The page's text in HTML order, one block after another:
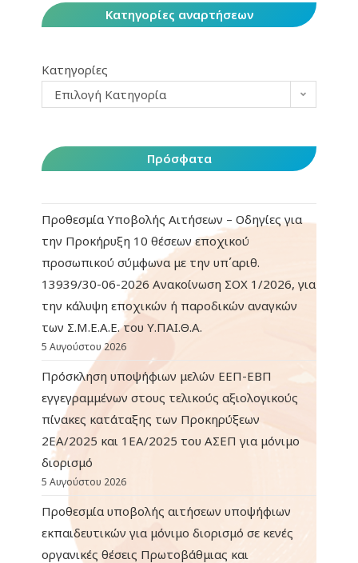
Κατηγορίες αναρτήσεων
Κατηγορίες
Επιλογή Κατηγορία
Πρόσφατα
Προθεσμία Υποβολής Αιτήσεων – Οδηγίες για
την Προκήρυξη 10 θέσεων εποχικού
προσωπικού σύμφωνα με την υπ΄αριθ.
13939/30-06-2026 Ανακοίνωση ΣΟΧ 1/2026, για
την κάλυψη εποχικών ή παροδικών αναγκών
των Σ.Μ.Ε.Α.Ε. του Υ.ΠΑΙ.Θ.Α.
5 Αυγούστου 2026
Πρόσκληση υποψήφιων μελών ΕΕΠ-ΕΒΠ
εγγεγραμμένων στους τελικούς αξιολογικούς
πίνακες κατάταξης των Προκηρύξεων
2ΕΑ/2025 και 1ΕΑ/2025 του ΑΣΕΠ για μόνιμο
διορισμό
5 Αυγούστου 2026
Προθεσμία υποβολής αιτήσεων υποψήφιων
εκπαιδευτικών για μόνιμο διορισμό σε κενές
οργανικές θέσεις Πρωτοβάθμιας και